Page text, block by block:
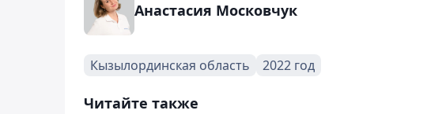
Анастасия Московчук
Кызылординская область 2022 год
Читайте также